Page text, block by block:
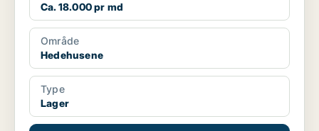
Ca. 18.000 pr md
Område
Hedehusene
Type
Lager